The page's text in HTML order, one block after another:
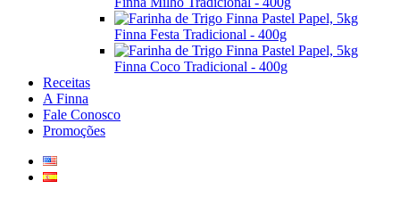
Finna Festa Tradicional - 400g
Finna Coco Tradicional - 400g
Receitas
A Finna
Fale Conosco
Promoções